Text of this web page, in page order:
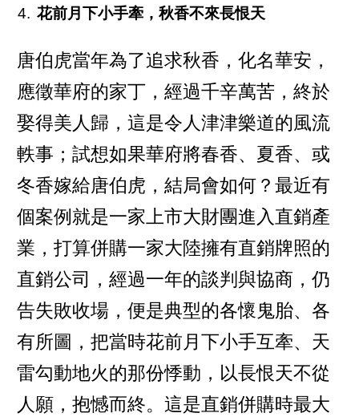
花前月下小手牽，秋香不來長恨天
唐伯虎當年為了追求秋香，化名華安，
應徵華府的家丁，經過千辛萬苦，終於
娶得美人歸，這是令人津津樂道的風流
軼事；試想如果華府將春香、夏香、或
冬香嫁給唐伯虎，結局會如何？最近有
個案例就是一家上市大財團進入直銷產
業，打算併購一家大陸擁有直銷牌照的
直銷公司，經過一年的談判與協商，仍
告失敗收場，便是典型的各懷鬼胎、各
有所圖，把當時花前月下小手互牽、天
雷勾動地火的那份悸動，以長恨天不從
人願，抱憾而終。這是直銷併購時最大